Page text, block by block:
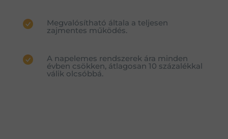
Megvalósítható általa a teljesen
zajmentes működés.
A napelemes rendszerek ára minden
évben csökken, átlagosan 10 százalékkal
válik olcsóbbá.